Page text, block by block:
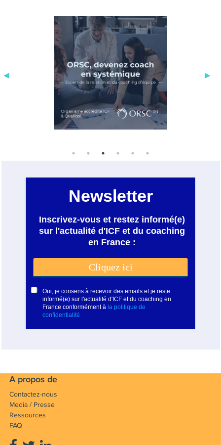
A propos de
Contactez-nous
Media / Presse
Ressources
FAQ